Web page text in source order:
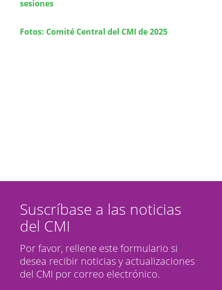
sesiones
Fotos: Comité Central del CMI de 2025
Suscríbase a las noticias
del CMI
Por favor, rellene este formulario si
desea recibir noticias y actualizaciones
del CMI por correo electrónico.